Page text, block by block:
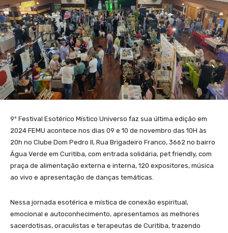
9º Festival Esotérico Místico Universo faz sua última edição em
2024 FEMU acontece nos dias 09 e 10 de novembro das 10H às
20h no Clube Dom Pedro II, Rua Brigadeiro Franco, 3662 no bairro
Água Verde em Curitiba, com entrada solidária, pet friendly, com
praça de alimentação externa e interna, 120 expositores, música
ao vivo e apresentação de danças temáticas.
Nessa jornada esotérica e mística de conexão espiritual,
emocional e autoconhecimento, apresentamos as melhores
sacerdotisas, oraculistas e terapeutas de Curitiba, trazendo